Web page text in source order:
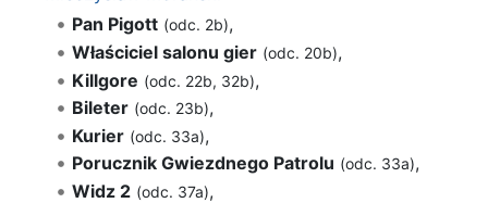
Pan Pigott (odc. 2b),
Właściciel salonu gier (odc. 20b),
Killgore (odc. 22b, 32b),
Bileter (odc. 23b),
Kurier (odc. 33a),
Porucznik Gwiezdnego Patrolu (odc. 33a),
Widz 2 (odc. 37a),